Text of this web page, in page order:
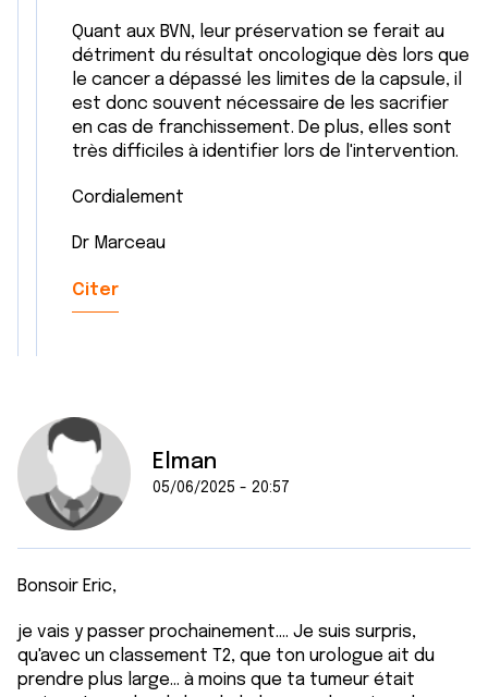
Quant aux BVN, leur préservation se ferait au
détriment du résultat oncologique dès lors que
le cancer a dépassé les limites de la capsule, il
est donc souvent nécessaire de les sacrifier
en cas de franchissement. De plus, elles sont
très difficiles à identifier lors de l'intervention.
Cordialement
Dr Marceau
Citer
Elman
05/06/2025 - 20:57
Bonsoir Eric,
je vais y passer prochainement.... Je suis surpris,
qu'avec un classement T2, que ton urologue ait du
prendre plus large... à moins que ta tumeur était